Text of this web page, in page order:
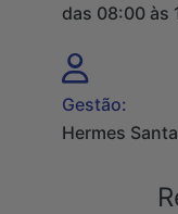
das 08:00 às
Gestão:
Hermes